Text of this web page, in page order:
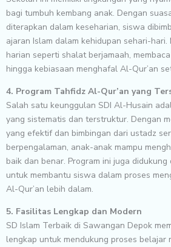
bagi tumbuh kembang anak. Dengan
diterapkan dalam keseharian, siswa
ajaran Islam dalam kehidupan sehari-
harian seperti shalat berjamaah,
hingga kebiasaan menghafal Al-Qur’an
4. Program Tahfidz Al-Qur’an yang
Salah satu keunggulan SDI Al-Husain
yang sistematis dan terstruktur. Dengan
yang efektif dan bimbingan dari ustadz
berpengalaman, anak-anak mampu
baik dan benar. Program ini juga
untuk membantu siswa dalam proses
Al-Qur’an lebih dalam.
5. Fasilitas Lengkap dan Modern
SD Islam Terbaik di Sawangan Depok
lengkap untuk mendukung proses belajar